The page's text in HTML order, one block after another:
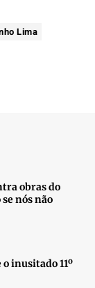
Lima
obras do
nós não
inusitado 11º